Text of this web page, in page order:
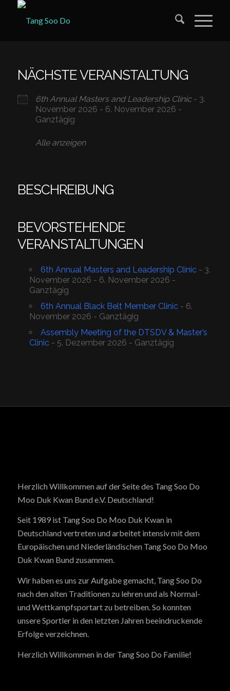
NÄCHSTE VERANSTALTUNG
6th Annual Masters and Leadership Clinic- 3.
November 2026 - 6. November 2026 -
Ganztägig
Alle anzeigen
BESCHREIBUNG
BEVORSTEHENDE
VERANSTALTUNGEN
6th Annual Masters and Leadership Clinic- 3.
November 2026 - 6. November 2026 -
Ganztägig
6th Annual Black Belt Member Clinic- 6.
November 2026 - Ganztägig
Assembly Meeting of the DTSDV & Master’s
Clinic- 5. Dezember 2026 - Ganztägig
Herzlich Willkommen auf der Seite des Tang Soo Do
Moo Duk Kwan Bund e.V. Deutschland!
Seit 1989 ist Tang Soo Do Moo Duk Kwan in
Deutschland vertreten und arbeitet intensiv mit dem
Europäischen und Niederländischen Tang Soo Do Moo
Duk Kwan Bund zusammen.
Wir haben es uns zur Aufgabe gemacht, Tang Soo Do
nach den alten Traditionen zu lehren und als Normal-
und Wettkampfsportart zu betreiben. So konnten
unsere Sportler in den letzten Jahren beeindruckende
Erfolge verzeichnen.
Herzlich Willkommen in der Tang Soo Do Familie!